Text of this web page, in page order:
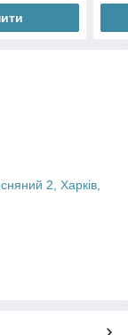
2, Харків,